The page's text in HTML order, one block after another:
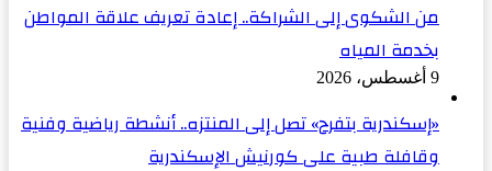
من الشكوى إلى الشراكة.. إعادة تعريف علاقة المواطن
بخدمة المياه
9 أغسطس، 2026
«إسكندرية بتفرح» تصل إلى المنتزه.. أنشطة رياضية وفنية
وقافلة طبية على كورنيش الإسكندرية